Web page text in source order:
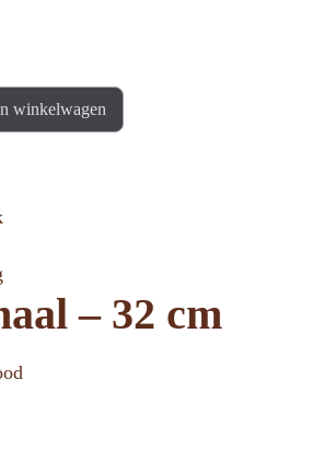
winkelwagen
– 32 cm